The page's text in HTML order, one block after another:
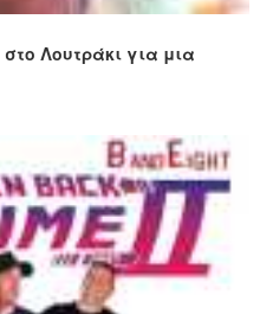
Λουτράκι για μια